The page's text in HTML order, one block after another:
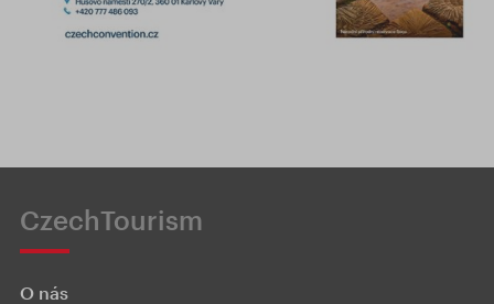
CzechTourism
O nás